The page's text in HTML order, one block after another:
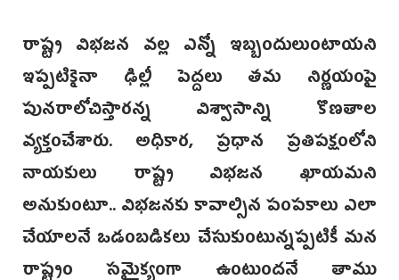
రాష్ట్ర విభజన వల్ల ఎన్నో ఇబ్బందులుంటాయని
ఇప్పటికైనా ఢిల్లీ పెద్దలు తమ నిర్ణయంపై
పునరాలోచిస్తారన్న విశ్వాసాన్ని కొణతాల
వ్యక్తంచేశారు. అధికార, ప్రధాన ప్రతిపక్షంలోని
నాయకులు రాష్ట్ర విభజన ఖాయమని
అనుకుంటూ.. విభజనకు కావాల్సిన పంపకాలు ఎలా
చేయాలనే ఒడంబడికలు చేసుకుంటున్నప్పటికీ మన
రాష్ట్రం సమైక్యంగా ఉంటుందనే తాము